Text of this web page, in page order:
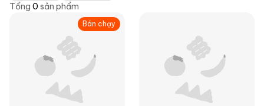
Tổng 0 sản phẩm
Bán chạy